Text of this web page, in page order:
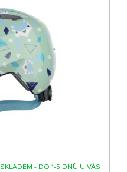
SKLADEM - DO 1-5 DNŮ U VÁS